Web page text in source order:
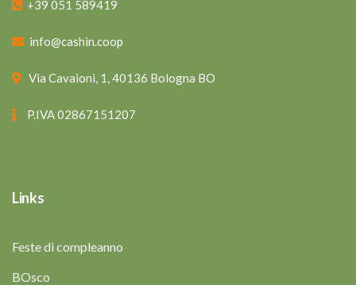
+39 051 589419
info@cashin.coop
Via Cavaioni, 1, 40136 Bologna BO
P.IVA 02867151207
Links
Feste di compleanno
BOsco